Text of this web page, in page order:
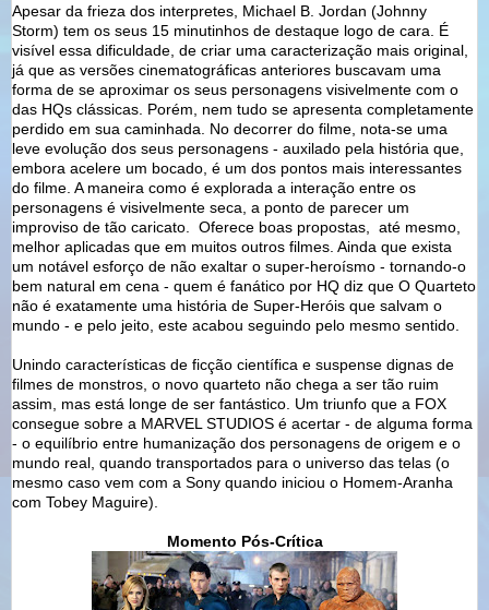
Apesar da frieza dos interpretes, Michael B. Jordan (Johnny
Storm) tem os seus 15 minutinhos de destaque logo de cara. É
visível essa dificuldade, de criar uma caracterização mais original,
já que as versões cinematográficas anteriores buscavam uma
forma de se aproximar os seus personagens visivelmente com o
das HQs clássicas. Porém, nem tudo se apresenta completamente
perdido em sua caminhada. No decorrer do filme, nota-se uma
leve evolução dos seus personagens - auxilado pela história que,
embora acelere um bocado, é um dos pontos mais interessantes
do filme. A maneira como é explorada a interação entre os
personagens é visivelmente seca, a ponto de parecer um
improviso de tão caricato. Oferece boas propostas, até mesmo,
melhor aplicadas que em muitos outros filmes. Ainda que exista
um notável esforço de não exaltar o super-heroísmo - tornando-o
bem natural em cena - quem é fanático por HQ diz que O Quarteto
não é exatamente uma história de Super-Heróis que salvam o
mundo - e pelo jeito, este acabou seguindo pelo mesmo sentido.
Unindo características de ficção científica e suspense dignas de
filmes de monstros, o novo quarteto não chega a ser tão ruim
assim, mas está longe de ser fantástico. Um triunfo que a FOX
consegue sobre a MARVEL STUDIOS é acertar - de alguma forma
- o equilíbrio entre humanização dos personagens de origem e o
mundo real, quando transportados para o universo das telas (o
mesmo caso vem com a Sony quando iniciou o Homem-Aranha
com Tobey Maguire).
Momento Pós-Crítica